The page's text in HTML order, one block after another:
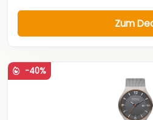
Zum
-40%